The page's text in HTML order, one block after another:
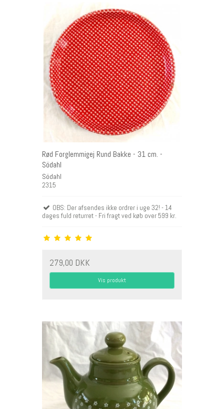
Rød Forglemmigej Rund Bakke - 31 cm. -
Södahl
Södahl
2315
OBS: Der afsendes ikke ordrer i uge 32! - 14
dages fuld returret - Fri fragt ved køb over 599 kr.
279,00 DKK
Vis produkt